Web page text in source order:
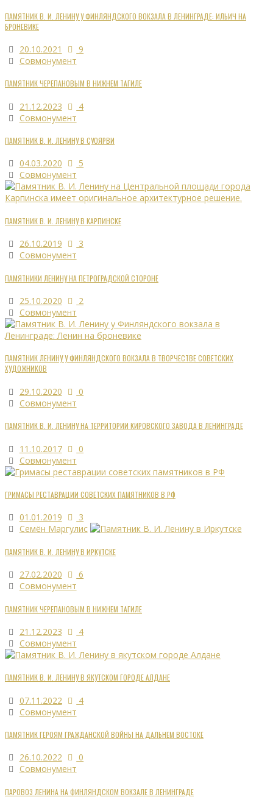
ПАМЯТНИК В. И. ЛЕНИНУ У ФИНЛЯНДСКОГО ВОКЗАЛА В ЛЕНИНГРАДЕ: ИЛЬИЧ НА
БРОНЕВИКЕ
20.10.2021
9
Совмонумент
ПАМЯТНИК ЧЕРЕПАНОВЫМ В НИЖНЕМ ТАГИЛЕ
21.12.2023
4
Совмонумент
ПАМЯТНИК В. И. ЛЕНИНУ В СУОЯРВИ
04.03.2020
5
Совмонумент
ПАМЯТНИК В. И. ЛЕНИНУ В КАРПИНСКЕ
26.10.2019
3
Совмонумент
ПАМЯТНИКИ ЛЕНИНУ НА ПЕТРОГРАДСКОЙ СТОРОНЕ
25.10.2020
2
Совмонумент
ПАМЯТНИК ЛЕНИНУ У ФИНЛЯНДСКОГО ВОКЗАЛА В ТВОРЧЕСТВЕ СОВЕТСКИХ
ХУДОЖНИКОВ
29.10.2020
0
Совмонумент
ПАМЯТНИК В. И. ЛЕНИНУ НА ТЕРРИТОРИИ КИРОВСКОГО ЗАВОДА В ЛЕНИНГРАДЕ
11.10.2017
0
Совмонумент
ГРИМАСЫ РЕСТАВРАЦИИ СОВЕТСКИХ ПАМЯТНИКОВ В РФ
01.01.2019
3
Семён Маргулис
ПАМЯТНИК В. И. ЛЕНИНУ В ИРКУТСКЕ
27.02.2020
6
Совмонумент
ПАМЯТНИК ЧЕРЕПАНОВЫМ В НИЖНЕМ ТАГИЛЕ
21.12.2023
4
Совмонумент
ПАМЯТНИК В. И. ЛЕНИНУ В ЯКУТСКОМ ГОРОДЕ АЛДАНЕ
07.11.2022
4
Совмонумент
ПАМЯТНИК ГЕРОЯМ ГРАЖДАНСКОЙ ВОЙНЫ НА ДАЛЬНЕМ ВОСТОКЕ
26.10.2022
0
Совмонумент
ПАРОВОЗ ЛЕНИНА НА ФИНЛЯНДСКОМ ВОКЗАЛЕ В ЛЕНИНГРАДЕ